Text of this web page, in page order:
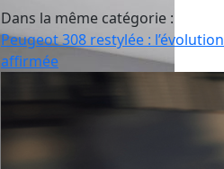
Dans la même catégorie :
Peugeot 308 restylée : l’évolution
affirmée